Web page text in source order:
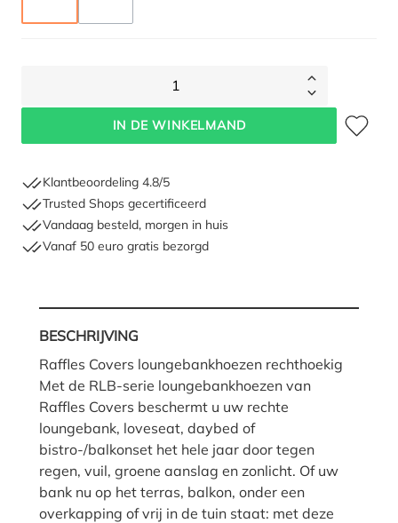
1
IN DE WINKELMAND
Klantbeoordeling 4.8/5
Trusted Shops gecertificeerd
Vandaag besteld, morgen in huis
Vanaf 50 euro gratis bezorgd
BESCHRIJVING
Raffles Covers loungebankhoezen rechthoekig
Met de RLB-serie loungebankhoezen van
Raffles Covers beschermt u uw rechte
loungebank, loveseat, daybed of
bistro-/balkonset het hele jaar door tegen
regen, vuil, groene aanslag en zonlicht. Of uw
bank nu op het terras, balkon, onder een
overkapping of vrij in de tuin staat: met deze